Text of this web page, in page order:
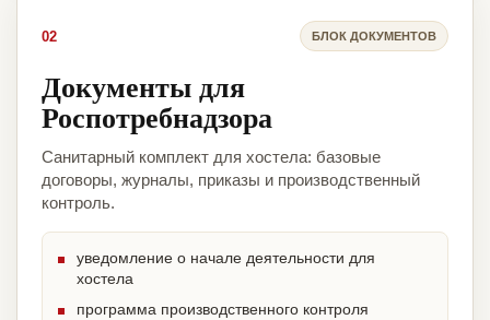
02 БЛОК ДОКУМЕНТОВ
Документы для
Роспотребнадзора
Санитарный комплект для хостела: базовые
договоры, журналы, приказы и производственный
контроль.
уведомление о начале деятельности для
хостела
программа производственного контроля